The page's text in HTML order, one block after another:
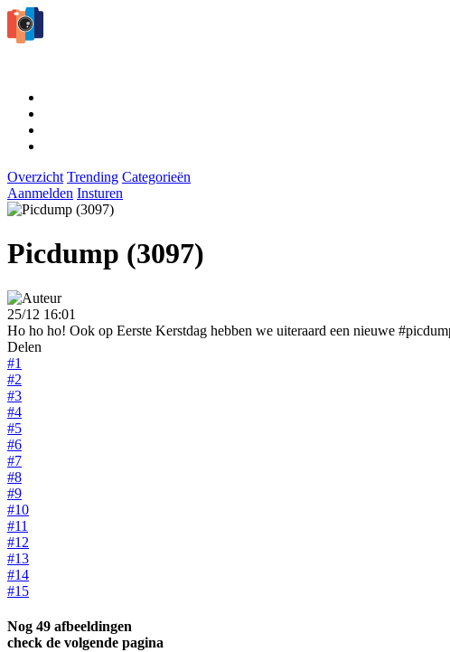
Overzicht Trending Categorieën
Aanmelden Insturen
Picdump (3097)
25/12 16:01
Ho ho ho! Ook op Eerste Kerstdag hebben we uiteraard een nieuwe
Delen
#1
#2
#3
#4
#5
#6
#7
#8
#9
#10
#11
#12
#13
#14
#15
Nog 49 afbeeldingen
check de volgende pagina